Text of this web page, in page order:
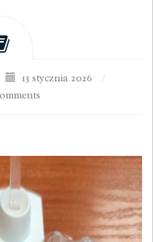
13 stycznia 2026
/